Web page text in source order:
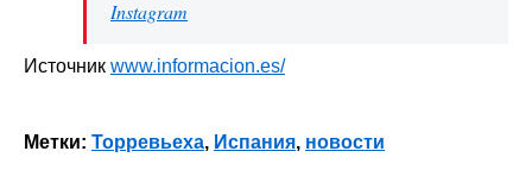
Instagram
Источник www.informacion.es/
Метки: Торревьеха, Испания, новости